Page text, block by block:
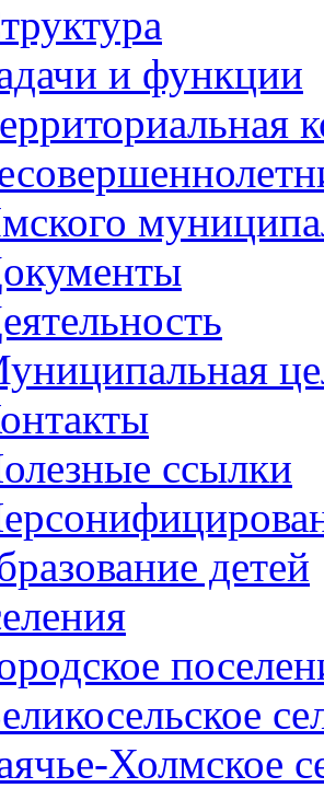
и функции
ссылки
детей
Холмское